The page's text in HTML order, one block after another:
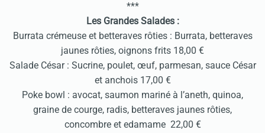
***
Les Grandes Salades :
Burrata crémeuse et betteraves rôties : Burrata, betteraves
jaunes rôties, oignons frits 18,00 €
Salade César : Sucrine, poulet, œuf, parmesan, sauce César
et anchois 17,00 €
Poke bowl : avocat, saumon mariné à l’aneth, quinoa,
graine de courge, radis, betteraves jaunes rôties,
concombre et edamame 22,00 €